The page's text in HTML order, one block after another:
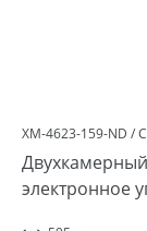
ХМ-4623-159-ND /
электронное